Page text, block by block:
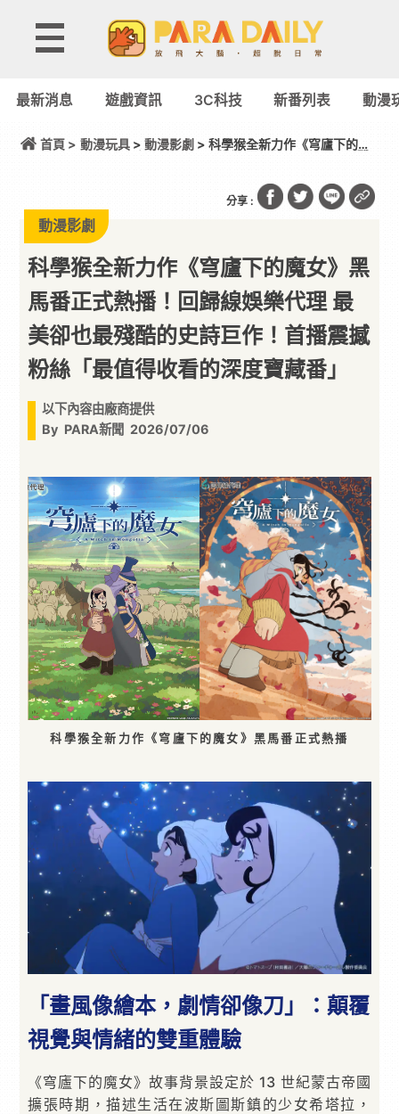
最新消息 遊戲資訊 3C科技 新番列表 動漫
首頁 > 動漫玩具> 動漫影劇 > 科學猴全新力作《穹廬下的魔
分享 :
動漫影劇
科學猴全新力作《穹廬下的魔女》黑
馬番正式熱播！回歸線娛樂代理 最
美卻也最殘酷的史詩巨作！首播震撼
粉絲「最值得收看的深度寶藏番」
以下內容由廠商提供
By PARA新聞 2026/07/06
科學猴全新力作《穹廬下的魔女》黑馬番正式熱播
「畫風像繪本，劇情卻像刀」：顛覆
視覺與情緒的雙重體驗
《穹廬下的魔女》故事背景設定於 13 世紀蒙古帝國
擴張時期，描述生活在波斯圖斯鎮的少女希塔拉，